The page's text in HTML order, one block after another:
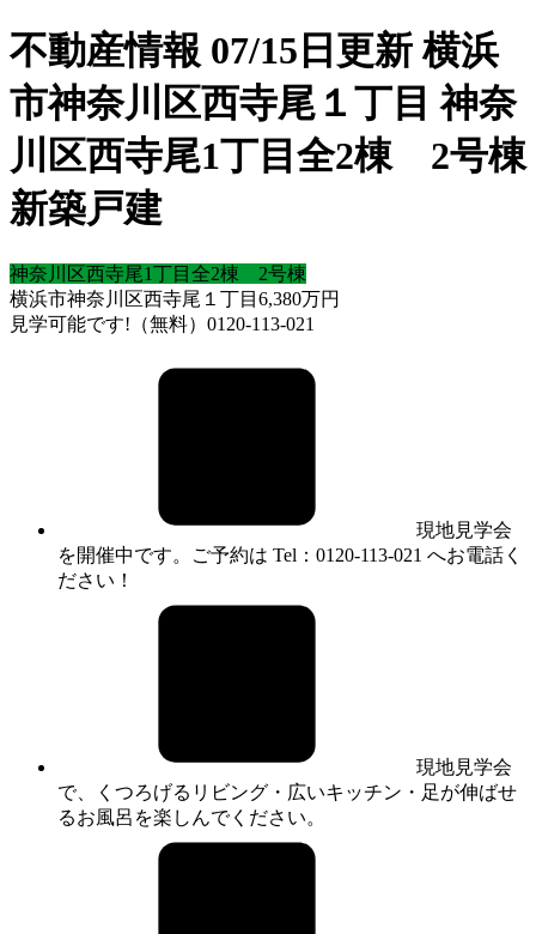
不動産情報 07/15日更新 横浜
市神奈川区西寺尾１丁目 神奈
川区西寺尾1丁目全2棟 2号棟
新築戸建
神奈川区西寺尾1丁目全2棟 2号棟
横浜市神奈川区西寺尾１丁目 6,380万円
見学可能です!（無料）0120-113-021
現地見学会
を開催中です。ご予約は Tel：0120-113-021 へお電話く
ださい！
現地見学会
で、くつろげるリビング・広いキッチン・足が伸ばせ
るお風呂を楽しんでください。